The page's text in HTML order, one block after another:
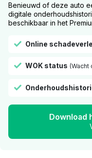
Benieuwd of deze auto
digitale
beschikbaar in het
Online
WOK status (Wacht
Download